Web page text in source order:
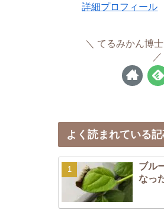
詳細プロフィール
てるみかん博
よく読まれている
ブル
なっ